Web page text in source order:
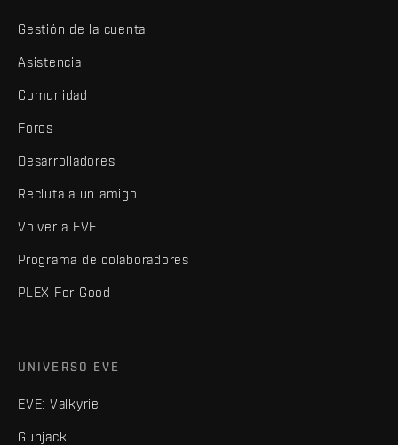
Gestión de la cuenta
Asistencia
Comunidad
Foros
Desarrolladores
Recluta a un amigo
Volver a EVE
Programa de colaboradores
PLEX For Good
UNIVERSO EVE
EVE: Valkyrie
Gunjack